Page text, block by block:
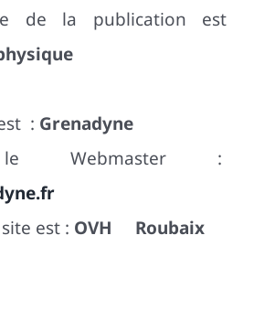
de la publication est
: Grenadyne
le Webmaster :
est : OVH Roubaix